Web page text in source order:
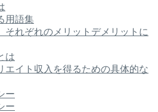
用語集
それぞれのメリットデメリットに
は
エイト収入を得るための具体的な
ー
ー